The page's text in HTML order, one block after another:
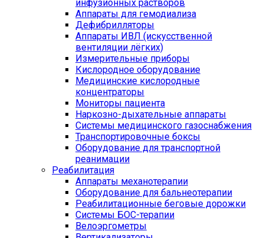
инфузионных растворов
Аппараты для гемодиализа
Дефибрилляторы
Аппараты ИВЛ (искусственной
вентиляции лёгких)
Измерительные приборы
Кислородное оборудование
Медицинские кислородные
концентраторы
Мониторы пациента
Наркозно-дыхательные аппараты
Системы медицинского газоснабжения
Транспортировочные боксы
Оборудование для транспортной
реанимации
Реабилитация
Аппараты механотерапии
Оборудование для бальнеотерапии
Реабилитационные беговые дорожки
Системы БОС-терапии
Велоэргометры